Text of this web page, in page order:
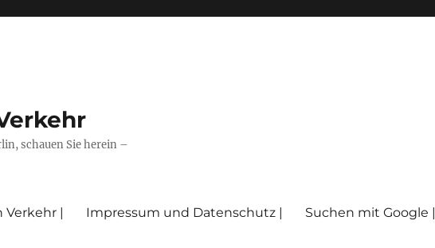
schauen Sie herein –
Verkehr | Impressum und Datenschutz | Suchen mit Google |